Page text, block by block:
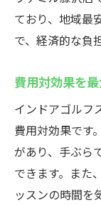
ており、地域最
で、経済的な負
費用対効果を
インドアゴルフ
費用対効果です
があり、手ぶら
できます。また
ッスンの時間を